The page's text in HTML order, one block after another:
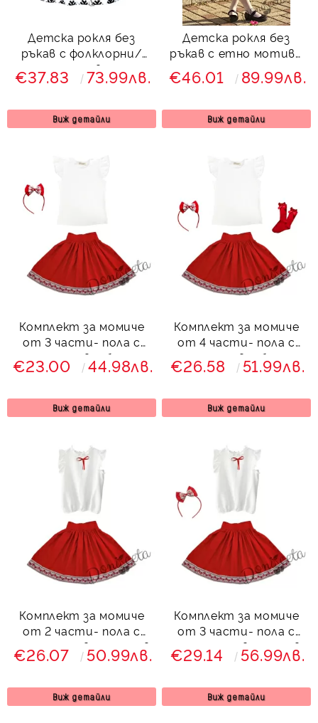
Детска рокля без
ръкав с фолклорни/
етно мотиви тип
народна носия 6828536
€37.83 73.99лв.
Виж детайли
Детска рокля без
ръкав с етно мотиви
тип народна носия с
болеро в червено
€46.01 89.99лв.
Виж детайли
Комплект за момиче
от 3 части- пола с
етно мотиви, блуза с
къдрици и диадема
€23.00 44.98лв.
Виж детайли
Комплект за момиче
от 4 части- пола с
етно мотиви, блуза с
къдрици, диадема и
€26.58 51.99лв.
Виж детайли
Комплект за момиче
от 2 части- пола с
етно мотиви и риза в
бяло с червена
€26.07 50.99лв.
Виж детайли
Комплект за момиче
от 3 части- пола с
етно мотиви, риза в
бяло с червена
€29.14 56.99лв.
Виж детайли